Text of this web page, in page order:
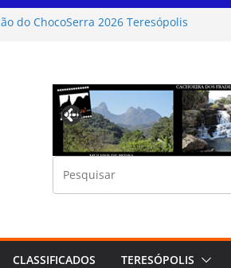
do ChocoSerra 2026 Teresópolis
Alerta para ventos moderados a
realiza o 1º Encontro dos Núcleos
e Defesa Civil
Previous
CLASSIFICADOS TERESÓPOLIS